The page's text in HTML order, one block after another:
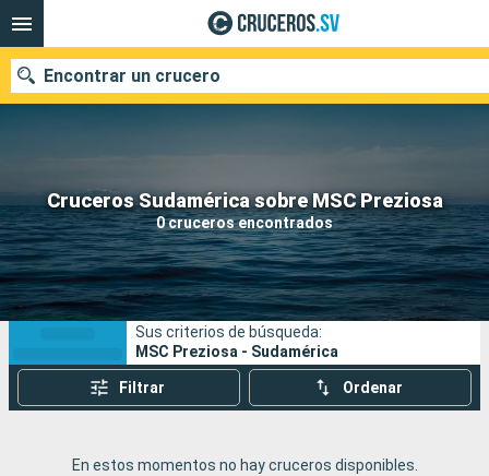
Cruceros Sudamérica sobre MSC Preziosa
0 cruceros encontrados
Encontrar un crucero
Nuestros destinos
Fecha de salida
Puertos Compañías
Buscar
Sus criterios de búsqueda:
MSC Preziosa - Sudamérica
Filtrar Ordenar
En estos momentos no hay cruceros disponibles.